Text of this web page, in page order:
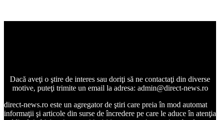
Dacă aveţi o ştire de interes sau doriţi să ne contactaţi din diverse
motive, puteţi trimite un email la adresa: admin@direct-news.ro
direct-news.ro este un agregator de ştiri care preia în mod automat
informaţii şi articole din surse de încredere pe care le aduce în atenţia